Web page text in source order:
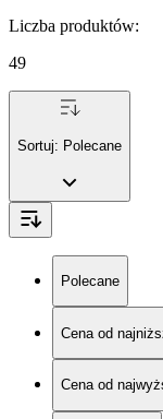
Liczba produktów:
49
Sortuj: Polecane
Polecane
Cena od
Cena od